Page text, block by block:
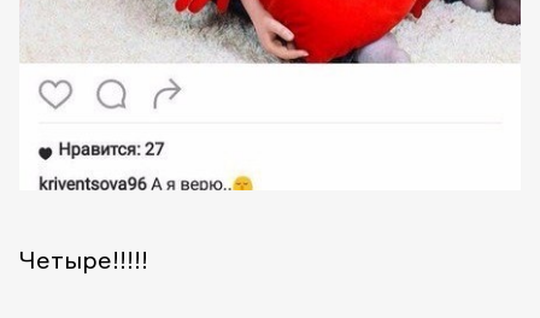
Четыре!!!!!